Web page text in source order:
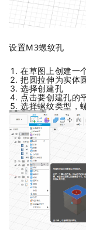
设置M3螺纹孔
在草图上创建一
把圆拉伸为实体
选择创建孔
点击要创建孔的
选择螺纹类型，